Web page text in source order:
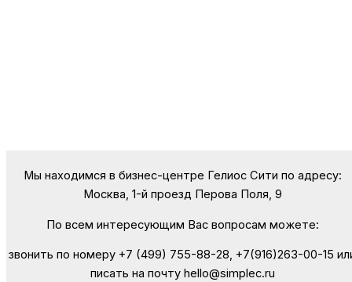
Мы находимся в бизнес-центре Гелиос Сити по адресу:
Москва, 1-й проезд Перова Поля, 9
По всем интересующим Вас вопросам можете:
звонить по номеру +7 (499) 755-88-28, +7(916)263-00-15
писать на почту hello@simplec.ru